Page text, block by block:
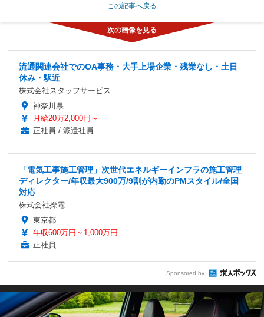
この記事へ戻る
流通関連会社でのOA事務・大手上場企業・残業なし・土日
休み・駅近
株式会社スタッフサービス
神奈川県
月給20万2,000円～
正社員 / 派遣社員
「電気工事施工管理」次世代エネルギーインフラの施工管理
ディレクター/年収最大900万/9割が内勤のPMスタイル/全国
対応
株式会社操電
東京都
年収600万円～1,000万円
正社員
Sponsored by